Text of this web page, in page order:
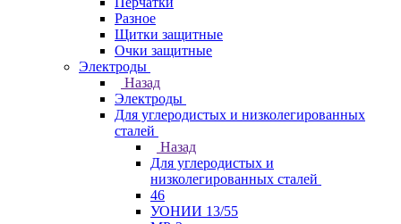
Разное
Щитки защитные
Очки защитные
Электроды
Назад
Электроды
Для углеродистых и низколегированных
сталей
Назад
Для углеродистых и
низколегированных сталей
46
УОНИИ 13/55